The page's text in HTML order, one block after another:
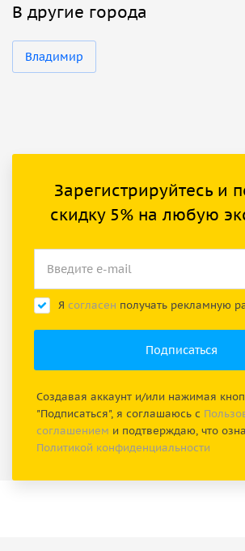
В другие города
Владимир
Зарегистрируйтесь и
скидку 5% на любую
Я согласен получать рекламную
Создавая аккаунт и/или нажимая
"Подписаться", я соглашаюсь с
соглашением и подтверждаю, что
Политикой конфиденциальности